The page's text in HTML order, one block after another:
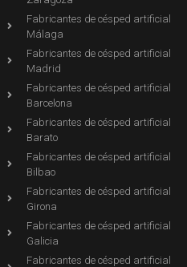
Fabricantes de césped artificial
Málaga
Fabricantes de césped artificial
Madrid
Fabricantes de césped artificial
Barcelona
Fabricantes de césped artificial
Barato
Fabricantes de césped artificial
Bilbao
Fabricantes de césped artificial
Girona
Fabricantes de césped artificial
Galicia
Fabricantes de césped artificial